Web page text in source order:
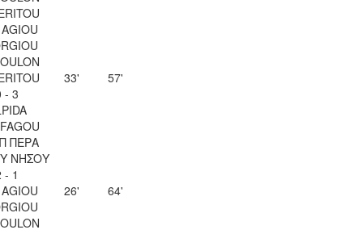
- 3
33' 57'
ΠΕΡΑ
ΝΗΣΟΥ
- 1
26' 64'